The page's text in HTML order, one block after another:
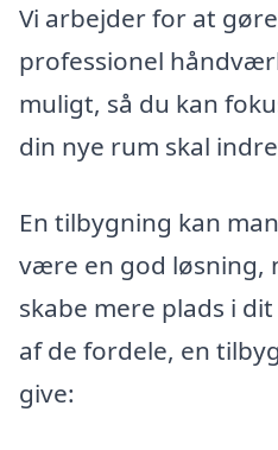
Vi arbejder for at
professionel
muligt, så du kan
din nye rum skal
En tilbygning kan
være en god løsning,
skabe mere plads i
af de fordele, en
give: